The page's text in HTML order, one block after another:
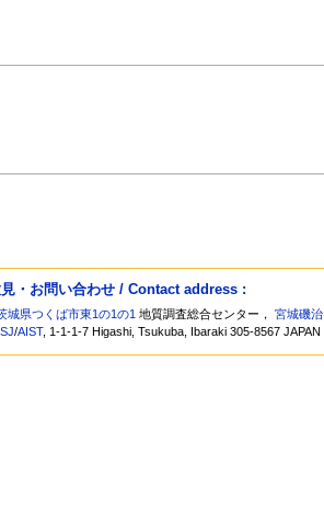
・お問い合わせ / Contact address :
城県つくば市東1の1の1 地質調査総合センター，宮城磯治
/AIST, 1-1-1-7 Higashi, Tsukuba, Ibaraki 305-8567 JAPAN